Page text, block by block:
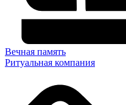
Вечная память
Ритуальная компания